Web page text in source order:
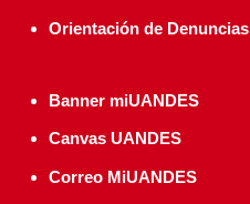
Orientación de Denuncias
Banner miUANDES
Canvas UANDES
Correo MiUANDES